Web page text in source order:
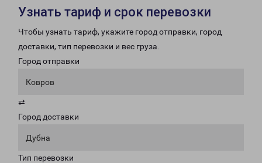
Узнать тариф и срок перевозки
Чтобы узнать тариф, укажите город отправки, город
доставки, тип перевозки и вес груза.
Город отправки
Ковров
⇄
Город доставки
Дубна
Тип перевозки